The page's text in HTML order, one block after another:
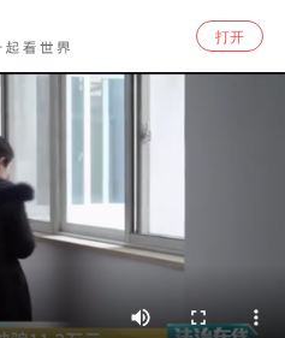
打开